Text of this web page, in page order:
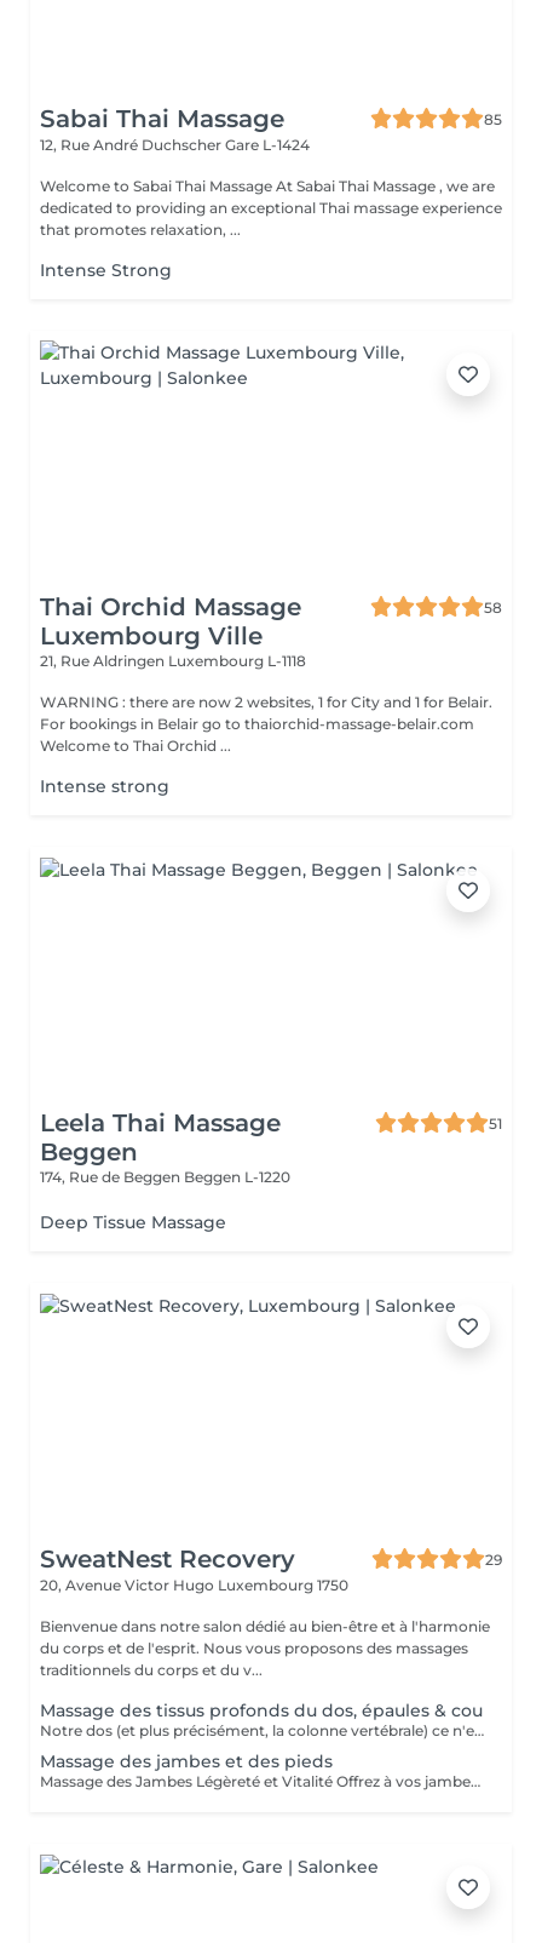
Sabai Thai Massage
85
12, Rue André Duchscher Gare L-1424
Welcome to Sabai Thai Massage At Sabai Thai Massage , we are
dedicated to providing an exceptional Thai massage experience
that promotes relaxation, ...
Intense Strong
Thai Orchid Massage
Luxembourg Ville
58
21, Rue Aldringen Luxembourg L-1118
WARNING : there are now 2 websites, 1 for City and 1 for Belair.
For bookings in Belair go to thaiorchid-massage-belair.com
Welcome to Thai Orchid ...
Intense strong
Leela Thai Massage
Beggen
51
174, Rue de Beggen Beggen L-1220
Deep Tissue Massage
SweatNest Recovery
29
20, Avenue Victor Hugo Luxembourg 1750
Bienvenue dans notre salon dédié au bien-être et à l'harmonie
du corps et de l'esprit. Nous vous proposons des massages
traditionnels du corps et du v...
Massage des tissus profonds du dos, épaules & cou
Notre dos (et plus précisément, la colonne vertébrale) ce n'est pas un simple support osseux entouré par des muscles. C'est aussi un canal qui fait circuler l'énergie dans notre corps et qui « prends » sur soi le poids de tous nos peurs, angoisses et stress quotidien. La colonne vertébrale est en quelque sorte un pilier de notre bien-être général. Maintenir le dos en « bonne santé » signifie de prendre soin du corps entier et de l'esprit. Idéal pour les gens sportifs et les gens souffrant de douleur chronique, le massage Deep tissue est surtout reconnu pour ses effets sur le plan musculaire. Il diminue les douleurs et l'inflammation. Cette approche est particulièrement efficace pour les tensions chroniques et les régions contractées comme cou, dos et épaules. Le massage Deep Tissue est pratiqué avec très peu d'huile ce qui permet une meilleure adhérence avec les tissus, et un travail de relâchement au niveau des fascias ce qui donne plus d'espace au muscle, lui permettant ainsi de se relâcher plus aisément. Le massage des tissus profonds du dos est indiqué également pour les personnes souffrant de lombalgie, dorsalgie ou cervicalgie due à leurs positions ou mouvements de par leur profession, ou à cause de stress / nervosité, ou de courbatures suite au sport, jardinage, etc. Note importante : ce soin est pour l'objectif de soulager des maux du dos mais il ne remplace en aucun cas le traitement d'un kinésithérapeute ou autre soin médical !
Massage des jambes et des pieds
Massage des Jambes Légèreté et Vitalité Offrez à vos jambes un véritable moment de bien-être. Ce massage ciblé stimule la circulation, soulage la fatigue et réduit la sensation de jambes lourdes. Grâce à des manuvres précises et enveloppantes, il détend les muscles, favorise l'élimination des tensions et redonne confort, souplesse et légèreté. Un soin idéal après une journée debout, une activité sportive ou en cas de sensation de fatigue dans les membres inférieurs. Bienfaits Circulation stimulée Sensation de jambes légères Détente musculaire et relaxation globale Contre-indications Le massage des jambes est déconseillé en cas de: Phlébite, varices douloureuses ou troubles circulatoires importants Plaies, irritations, eczéma ou infection cutanée Fièvre ou maladie aiguë Fracture, entorse ou chirurgie récente Grossesse (hors massage spécifique) ou traitement anticoagulant En cas de doute, un avis médical est recommandé avant le soin.